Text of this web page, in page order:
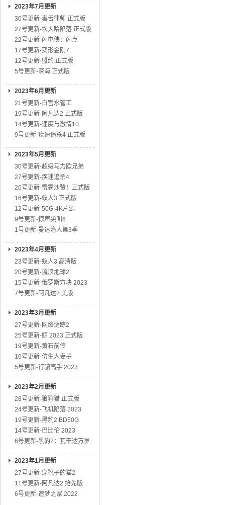
2023年7月更新
30号更新-毒舌律师 正式版
27号更新-坎大哈陷落 正式版
22号更新-闪电侠：闪点
17号更新-变形金刚7
12号更新-盟约 正式版
5号更新-深海 正式版
2023年6月更新
21号更新-白宫水管工
19号更新-阿凡达2 正式版
14号更新-速度与激情10
9号更新-疾速追杀4 正式版
2023年5月更新
30号更新-超级马力欧兄弟
27号更新-疾速追杀4
26号更新-雷霆沙赞！正式版
16号更新-蚁人3 正式版
12号更新-50G-4K片源
9号更新-惊声尖叫6
1号更新-曼达洛人第3季
2023年4月更新
23号更新-蚁人3 高清版
20号更新-流浪地球2
15号更新-俄罗斯方块 2023
7号更新-阿凡达2 美版
2023年3月更新
27号更新-网络谜踪2
25号更新-鲸 2023 正式版
19号更新-黄石前传
10号更新-仿生人妻子
5号更新-行骗高手 2023
2023年2月更新
28号更新-狼狩猎 正式版
24号更新-飞机陷落 2023
19号更新-黑豹2 BD50G
14号更新-巴比伦 2023
6号更新-黑豹2：瓦干达万岁
2023年1月更新
27号更新-穿靴子的猫2
11号更新-阿凡达2 抢先版
6号更新-造梦之家 2022